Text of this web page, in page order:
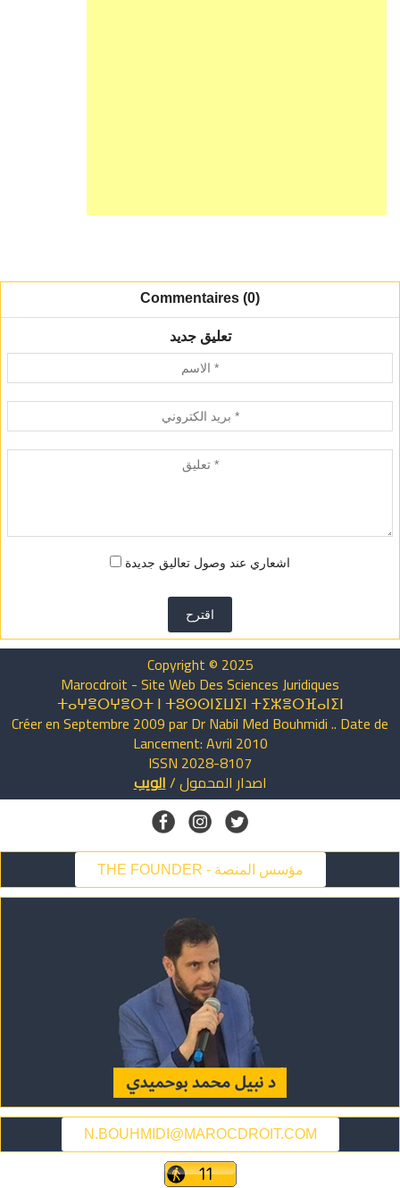
Commentaires (0)
تعليق جديد
اشعاري عند وصول تعاليق جديدة
اقترح
Copyright © 2025
Marocdroit - Site Web Des Sciences Juridiques
ⵜⴰⵖⴻⵔⵖⴻⵔⵜ ⵏ ⵜⵓⵙⵙⵏⵉⵡⵉⵏ ⵜⵉⵣⴻⵔⴼⴰⵏⵉⵏ
Créer en Septembre 2009 par Dr Nabil Med Bouhmidi .. Date de
Lancement: Avril 2010
ISSN 2028-8107
اصدار المحمول/الويب
THE FOUNDER - مؤسس المنصة
N.BOUHMIDI@MAROCDROIT.COM